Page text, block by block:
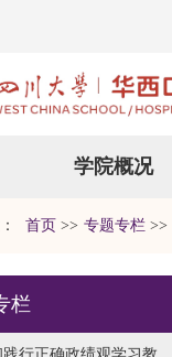
学院概况
首页 >> 专题专栏 >>
栏